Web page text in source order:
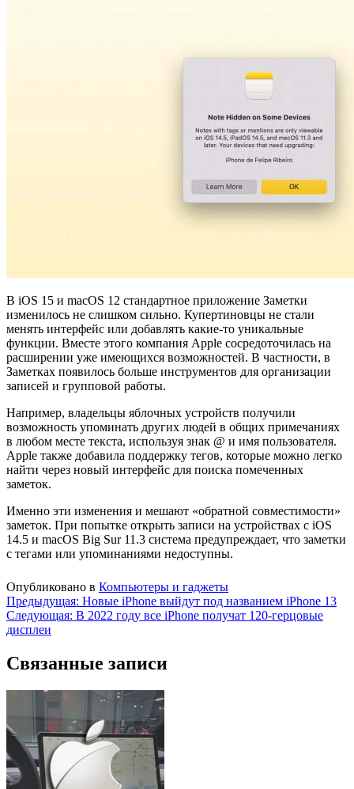
В iOS 15 и macOS 12 стандартное приложение Заметки
изменилось не слишком сильно. Купертиновцы не стали
менять интерфейс или добавлять какие-то уникальные
функции. Вместе этого компания Apple сосредоточилась на
расширении уже имеющихся возможностей. В частности, в
Заметках появилось больше инструментов для организации
записей и групповой работы.
Например, владельцы яблочных устройств получили
возможность упоминать других людей в общих примечаниях
в любом месте текста, используя знак @ и имя пользователя.
Apple также добавила поддержку тегов, которые можно легко
найти через новый интерфейс для поиска помеченных
заметок.
Именно эти изменения и мешают «обратной совместимости»
заметок. При попытке открыть записи на устройствах с iOS
14.5 и macOS Big Sur 11.3 система предупреждает, что заметки
с тегами или упоминаниями недоступны.
Опубликовано в Компьютеры и гаджеты
Навигация
по
Предыдущая: Новые iPhone выйдут под названием iPhone 13
Следующая: В 2022 году все iPhone получат 120-герцовые
дисплеи
Связанные записи